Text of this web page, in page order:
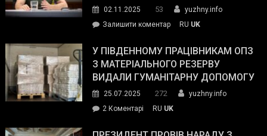
02.11.2025 53
yuzhny.info
Залишити коментарon
завойовує
симпатії
виборців
The
RU UK
У ПІВДЕННОМУ ПРАЦІВНИКАМ ОПЗ
З МАТЕРІАЛЬНОГО РЕЗЕРВУ
ВИДАЛИ ГУМАНІТАРНУ ДОПОМОГУ
25.07.2025 272
yuzhny.info
2 Коментарі
Південному
RU UK